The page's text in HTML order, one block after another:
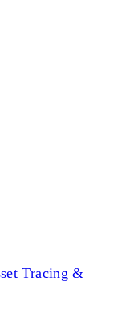
Tracing &